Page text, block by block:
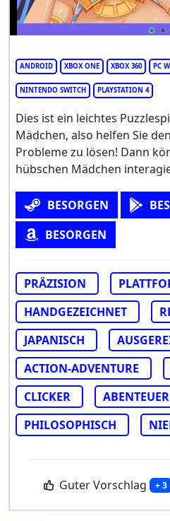
ANDROID XBOX ONE XBOX 360 PC
NINTENDO SWITCH PLAYSTATION 4
Dies ist ein leichtes
Mädchen, also helfen Sie
Probleme zu lösen! Dann
hübschen Mädchen
BESORGEN
BESORGEN
PRÄZISION
HANDGEZEICHNET
JAPANISCH
ACTION-ADVENTURE
CLICKER
ABENTEUER
PHILOSOPHISCH
Guter Vorschlag + 3